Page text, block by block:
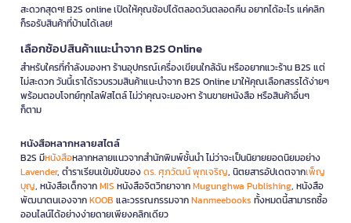
สะดวกสุดๆ! B2S online เปิดให้คุณช้อปได้ตลอดวันตลอดคืน อยากได้อะไร แค่คลิก
ก็รอรับสินค้าที่บ้านได้เลย!
เลือกช้อปสินค้าแนะนำจาก B2S Online
สำหรับใครที่กำลังมองหา ร้านอุปกรณ์เครื่องเขียนใกล้ฉัน หรืออยากแวะร้าน B2S แต่
ไม่สะดวก วันนี้เราได้รวบรวมสินค้าแนะนำจาก B2S Online มาให้คุณเลือกสรรได้ง่ายๆ
พร้อมตอบโจทย์ทุกไลฟ์สไตล์ ไม่ว่าคุณจะมองหา ร้านขายหนังสือ หรือสินค้าอื่นๆ
ก็ตาม
หนังสือหลากหลายสไตล์
B2S มีหนังสือหลากหลายแนวจากสำนักพิมพ์ชั้นนำ ไม่ว่าจะเป็นนิยายยอดนิยมอย่าง
Lavender, ตำราเรียนเข้มข้นของดร. ศุภวัฒน์ พุกเจริญ, นิตยสารอัปเดตจากเพ็ญ
บุญ, หนังสือเด็กจากMIS หนังสือจิตวิทยาจากMugunghwa Publishing, หนังสือ
พัฒนาตนเองจากKOOB และวรรณกรรมจากNanmeebooks ทั้งหมดนี้สามารถซื้อ
ออนไลน์ได้อย่างง่ายดายเพียงคลิกเดียว